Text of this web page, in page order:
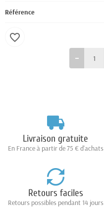
Référence
favorite_border
Livraison gratuite
En France à partir de 75 € d'achats
Retours faciles
Retours possibles pendant 14 jours